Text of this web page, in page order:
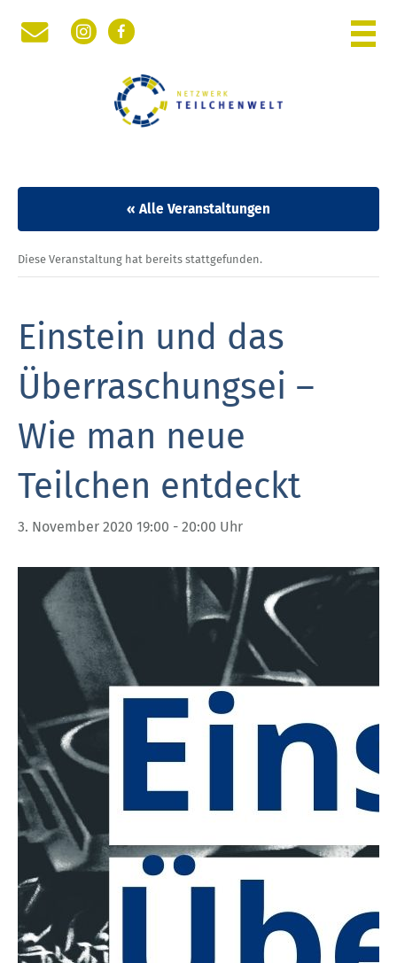
WOCHE DER TEILCHENWELT
PHYSIK DER KLEINSTEN TEILCHEN
Instagram
Facebook
« Alle Veranstaltungen
Diese Veranstaltung hat bereits stattgefunden.
Einstein und das
Überraschungsei –
Wie man neue
Teilchen entdeckt
3. November 2020 19:00 - 20:00